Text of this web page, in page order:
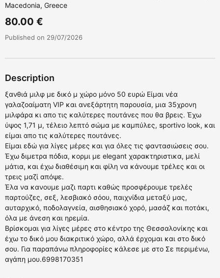
Macedonia, Greece
80.00 €
Published on 29/07/2026
Description
ξανθιά μιλφ με δικό μ χώρο μόνο 50 ευρώ Είμαι νέα
γαλαζοαίματη VIP και ανεξάρτητη παρουσία, μια 35χρονη
μιλφάρα κι απο τις καλύτερες πουτάνες που θα βρεις. Έχω
ύψος 1,71 μ, τέλειο λεπτό σώμα με καμπύλες, sportivo look, και
είμαι απο τις καλύτερες πουτάνες.
Είμαι εδώ για λίγες μέρες και για όλες τις φαντασιώσεις σου.
Έχω διμετρα πόδια, κορμι με elegant χαρακτηριστικα, μελί
μάτια, και έχω διαθέσιμη και φίλη να κάνουμε τρέλες και οι
τρεις μαζί απόψε.
Έλα να κανουμε μαζι παρτι καθώς προσφέρουμε τρελές
παρτούζες, σεξ, λεσβιακό σόου, παιχνίδια μεταξύ μας,
αυταρχικό, ποδολαγνεία, αισθησιακό χορό, μασάζ και ποτάκι,
όλα με άνεση και ηρεμία.
Βρίσκομαι για λίγες μέρες στο κέντρο της Θεσσαλονίκης και
έχω το δικό μου διακριτικό χώρο, αλλά έρχομαι και στο δικό
σου. Για παραπάνω πληροφορίες κάλεσε με στο Σε περιμένω,
αγάπη μου.6998170351